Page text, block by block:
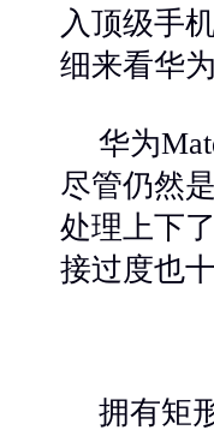
入顶级手
细来看华
华为
尽管仍然
处理上下
接过度也
拥有矩